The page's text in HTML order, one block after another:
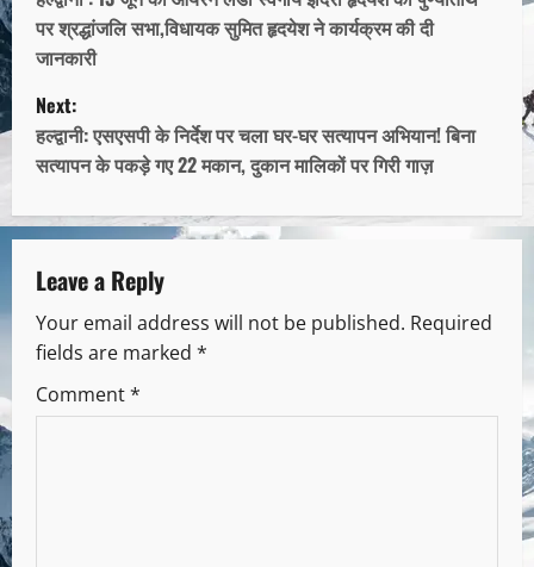
पर श्रद्धांजलि सभा,विधायक सुमित हृदयेश ने कार्यक्रम की दी
जानकारी
Next:
हल्द्वानी: एसएसपी के निर्देश पर चला घर-घर सत्यापन अभियान! बिना
सत्यापन के पकड़े गए 22 मकान, दुकान मालिकों पर गिरी गाज़
Leave a Reply
Your email address will not be published. Required
fields are marked *
Comment*